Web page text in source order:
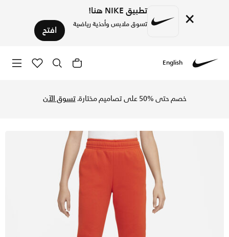
× تطبيق NIKE هنا!
تسوق ملابس وأحذية رياضية افتح
English
خصم حتى %50 على تصاميم مختارة. تسوق الآن